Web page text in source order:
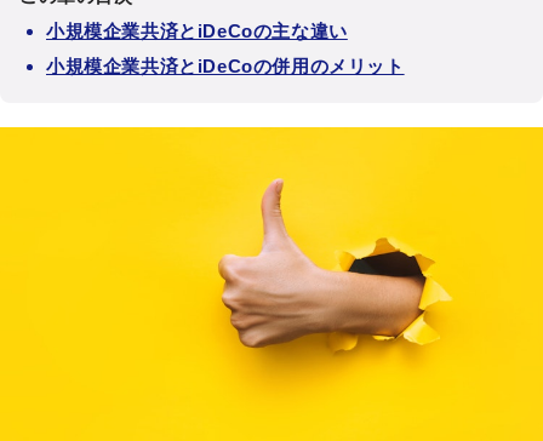
小規模企業共済とiDeCoの主な違い
小規模企業共済とiDeCoの併用のメリット